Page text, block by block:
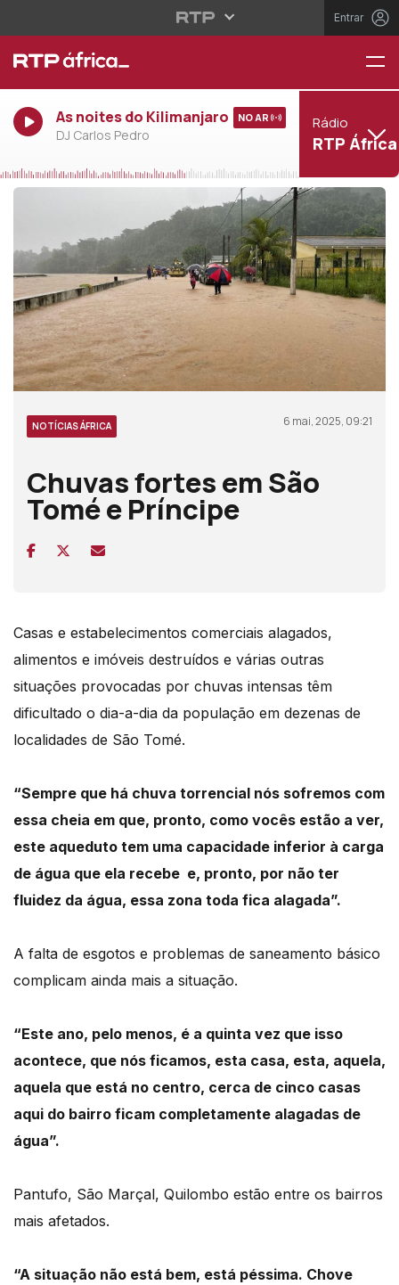
Entrar
As noites do Kilimanjaro
DJ Carlos Pedro
NO AR Rádio
RTP África
NOTÍCIAS ÁFRICA 6 mai, 2025, 09:21
Chuvas fortes em São
Tomé e Príncipe
Casas e estabelecimentos comerciais alagados,
alimentos e imóveis destruídos e várias outras
situações provocadas por chuvas intensas têm
dificultado o dia-a-dia da população em dezenas de
localidades de São Tomé.
“Sempre que há chuva torrencial nós sofremos com
essa cheia em que, pronto, como vocês estão a ver,
este aqueduto tem uma capacidade inferior à carga
de água que ela recebe e, pronto, por não ter
fluidez da água, essa zona toda fica alagada”.
A falta de esgotos e problemas de saneamento básico
complicam ainda mais a situação.
“Este ano, pelo menos, é a quinta vez que isso
acontece, que nós ficamos, esta casa, esta, aquela,
aquela que está no centro, cerca de cinco casas
aqui do bairro ficam completamente alagadas de
água”.
Pantufo, São Marçal, Quilombo estão entre os bairros
mais afetados.
“A situação não está bem, está péssima. Chove